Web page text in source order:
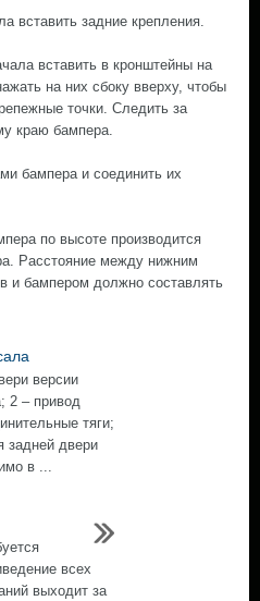
вставить задние крепления.
вставить в кронштейны на
на них сбоку вверху, чтобы
точки. Следить за
краю бампера.
бампера и соединить их
по высоте производится
Расстояние между нижним
и бампером должно составлять
версии
2 – привод
тяги;
задней двери
в ...
всех
выходит за